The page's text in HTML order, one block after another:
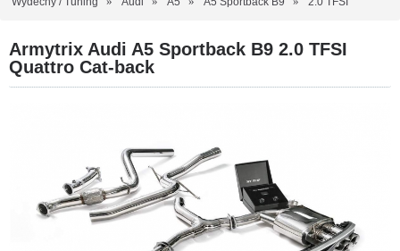
Armytrix Audi A5 Sportback B9 2.0 TFSI
Quattro Cat-back